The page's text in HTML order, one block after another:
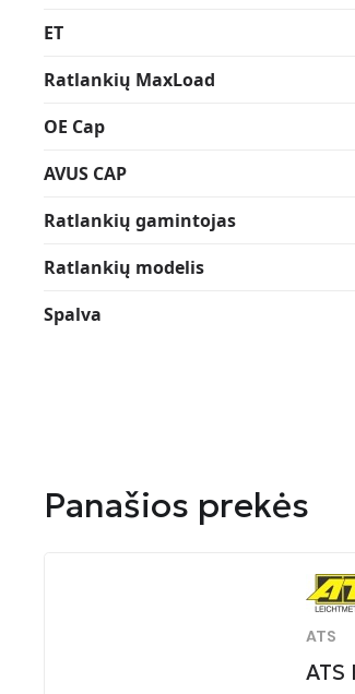
ET
Ratlankių MaxLoad
OE Cap
AVUS CAP
Ratlankių gamintojas
Ratlankių modelis
Spalva
Panašios prekės
ATS
ATS